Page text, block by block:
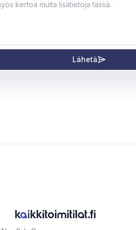
Lähetä